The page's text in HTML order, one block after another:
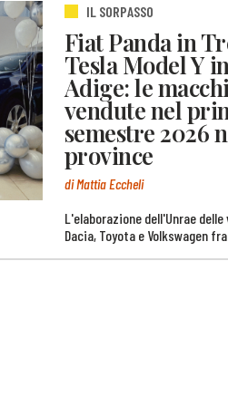
IL SORPASSO
Fiat Panda in
Tesla Model Y
Adige: le
vendute nel
semestre 2026
province
di Mattia Eccheli
L'elaborazione dell'Unrae
Dacia, Toyota e Volkswagen